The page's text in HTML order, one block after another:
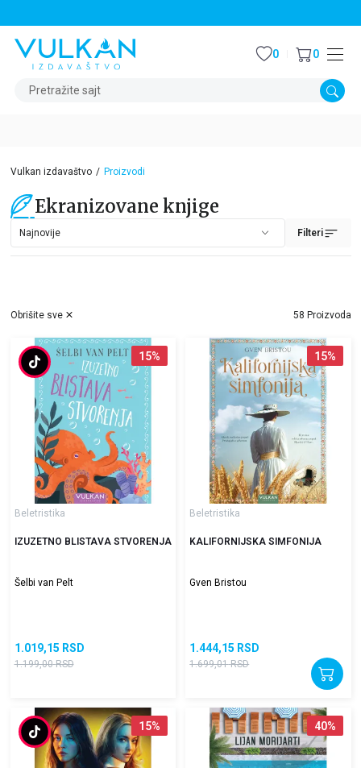
Pretražite sajt
0 0
Vulkan izdavaštvo Proizvodi
Ekranizovane knjige
Filteri
58 Proizvoda
Obrišite sve
15%
Beletristika
IZUZETNO BLISTAVA STVORENJA
Šelbi van Pelt
1.019,15 RSD
1.199,00 RSD
15%
Beletristika
KALIFORNIJSKA SIMFONIJA
Gven Bristou
1.444,15 RSD
1.699,01 RSD
15% 40%